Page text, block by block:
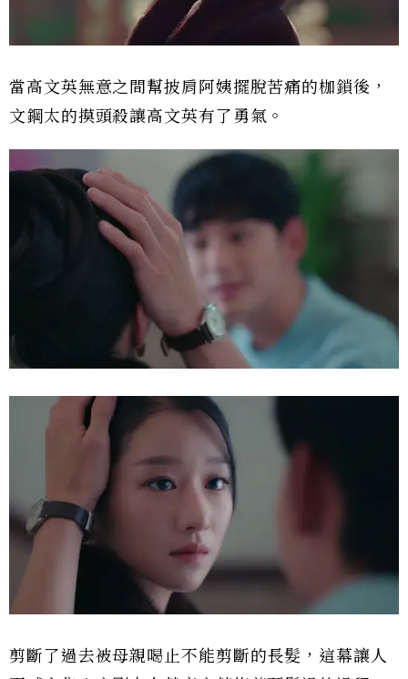
當高文英無意之間幫披肩阿姨擺脫苦痛的枷鎖後，
文鋼太的摸頭殺讓高文英有了勇氣。
剪斷了過去被母親喝止不能剪斷的長髮，這幕讓人